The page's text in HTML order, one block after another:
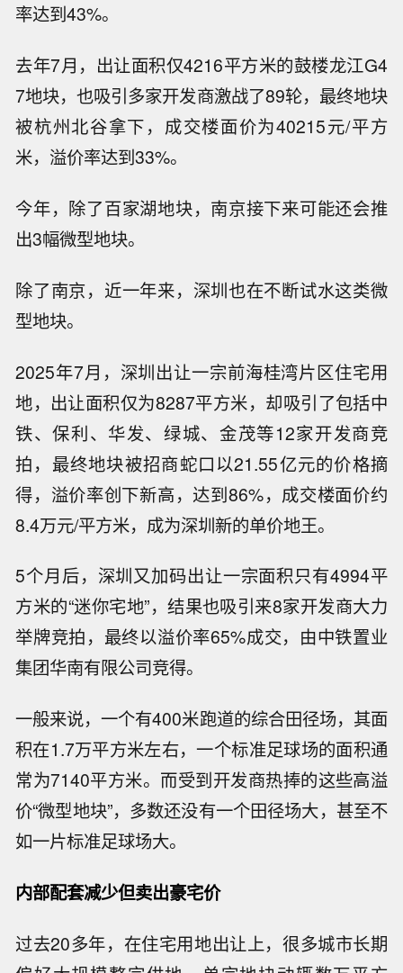
率达到43%。
去年7月，出让面积仅4216平方米的鼓楼龙江G4
7地块，也吸引多家开发商激战了89轮，最终地块
被杭州北谷拿下，成交楼面价为40215元/平方
米，溢价率达到33%。
今年，除了百家湖地块，南京接下来可能还会推
出3幅微型地块。
除了南京，近一年来，深圳也在不断试水这类微
型地块。
2025年7月，深圳出让一宗前海桂湾片区住宅用
地，出让面积仅为8287平方米，却吸引了包括中
铁、保利、华发、绿城、金茂等12家开发商竞
拍，最终地块被招商蛇口以21.55亿元的价格摘
得，溢价率创下新高，达到86%，成交楼面价约
8.4万元/平方米，成为深圳新的单价地王。
5个月后，深圳又加码出让一宗面积只有4994平
方米的“迷你宅地”，结果也吸引来8家开发商大力
举牌竞拍，最终以溢价率65%成交，由中铁置业
集团华南有限公司竞得。
一般来说，一个有400米跑道的综合田径场，其面
积在1.7万平方米左右，一个标准足球场的面积通
常为7140平方米。而受到开发商热捧的这些高溢
价“微型地块”，多数还没有一个田径场大，甚至不
如一片标准足球场大。
内部配套减少但卖出豪宅价
过去20多年，在住宅用地出让上，很多城市长期